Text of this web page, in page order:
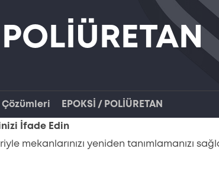
Çözümleri EPOKSİ / POLİÜRETAN
İfade Edin
mekanlarınızı yeniden tanımlamanızı